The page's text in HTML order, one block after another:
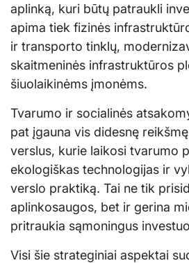
aplinką, kuri būtų patraukli
apima tiek fizinės
ir transporto tinklų,
skaitmeninės infrastruktūros
šiuolaikinėms įmonėms.
Tvarumo ir socialinės
pat įgauna vis didesnę
verslus, kurie laikosi tvarumo
ekologiškas technologijas ir
verslo praktiką. Tai ne tik
aplinkosaugos, bet ir gerina
pritraukia sąmoningus
Visi šie strateginiai aspektai